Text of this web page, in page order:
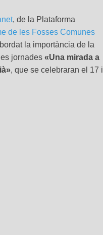
, de la Plataforma
de les Fosses Comunes
la importància de la
jornades «Una mirada a
, que se celebraran el 17 i